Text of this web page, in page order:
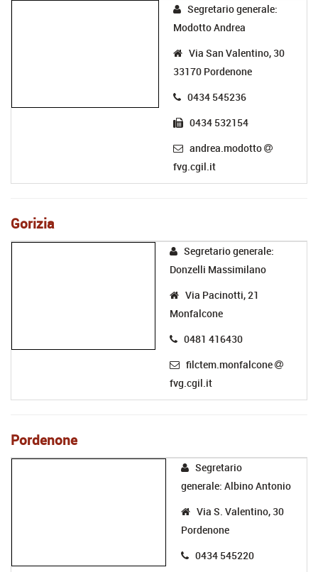
Segretario generale:
Modotto Andrea
Via San Valentino, 30
33170 Pordenone
0434 545236
0434 532154
andrea.modotto
fvg.cgil.it
Gorizia
Segretario generale:
Donzelli Massimilano
Via Pacinotti, 21
Monfalcone
0481 416430
filctem.monfalcone
fvg.cgil.it
Pordenone
Segretario
generale: Albino Antonio
Via S. Valentino, 30
Pordenone
0434 545220